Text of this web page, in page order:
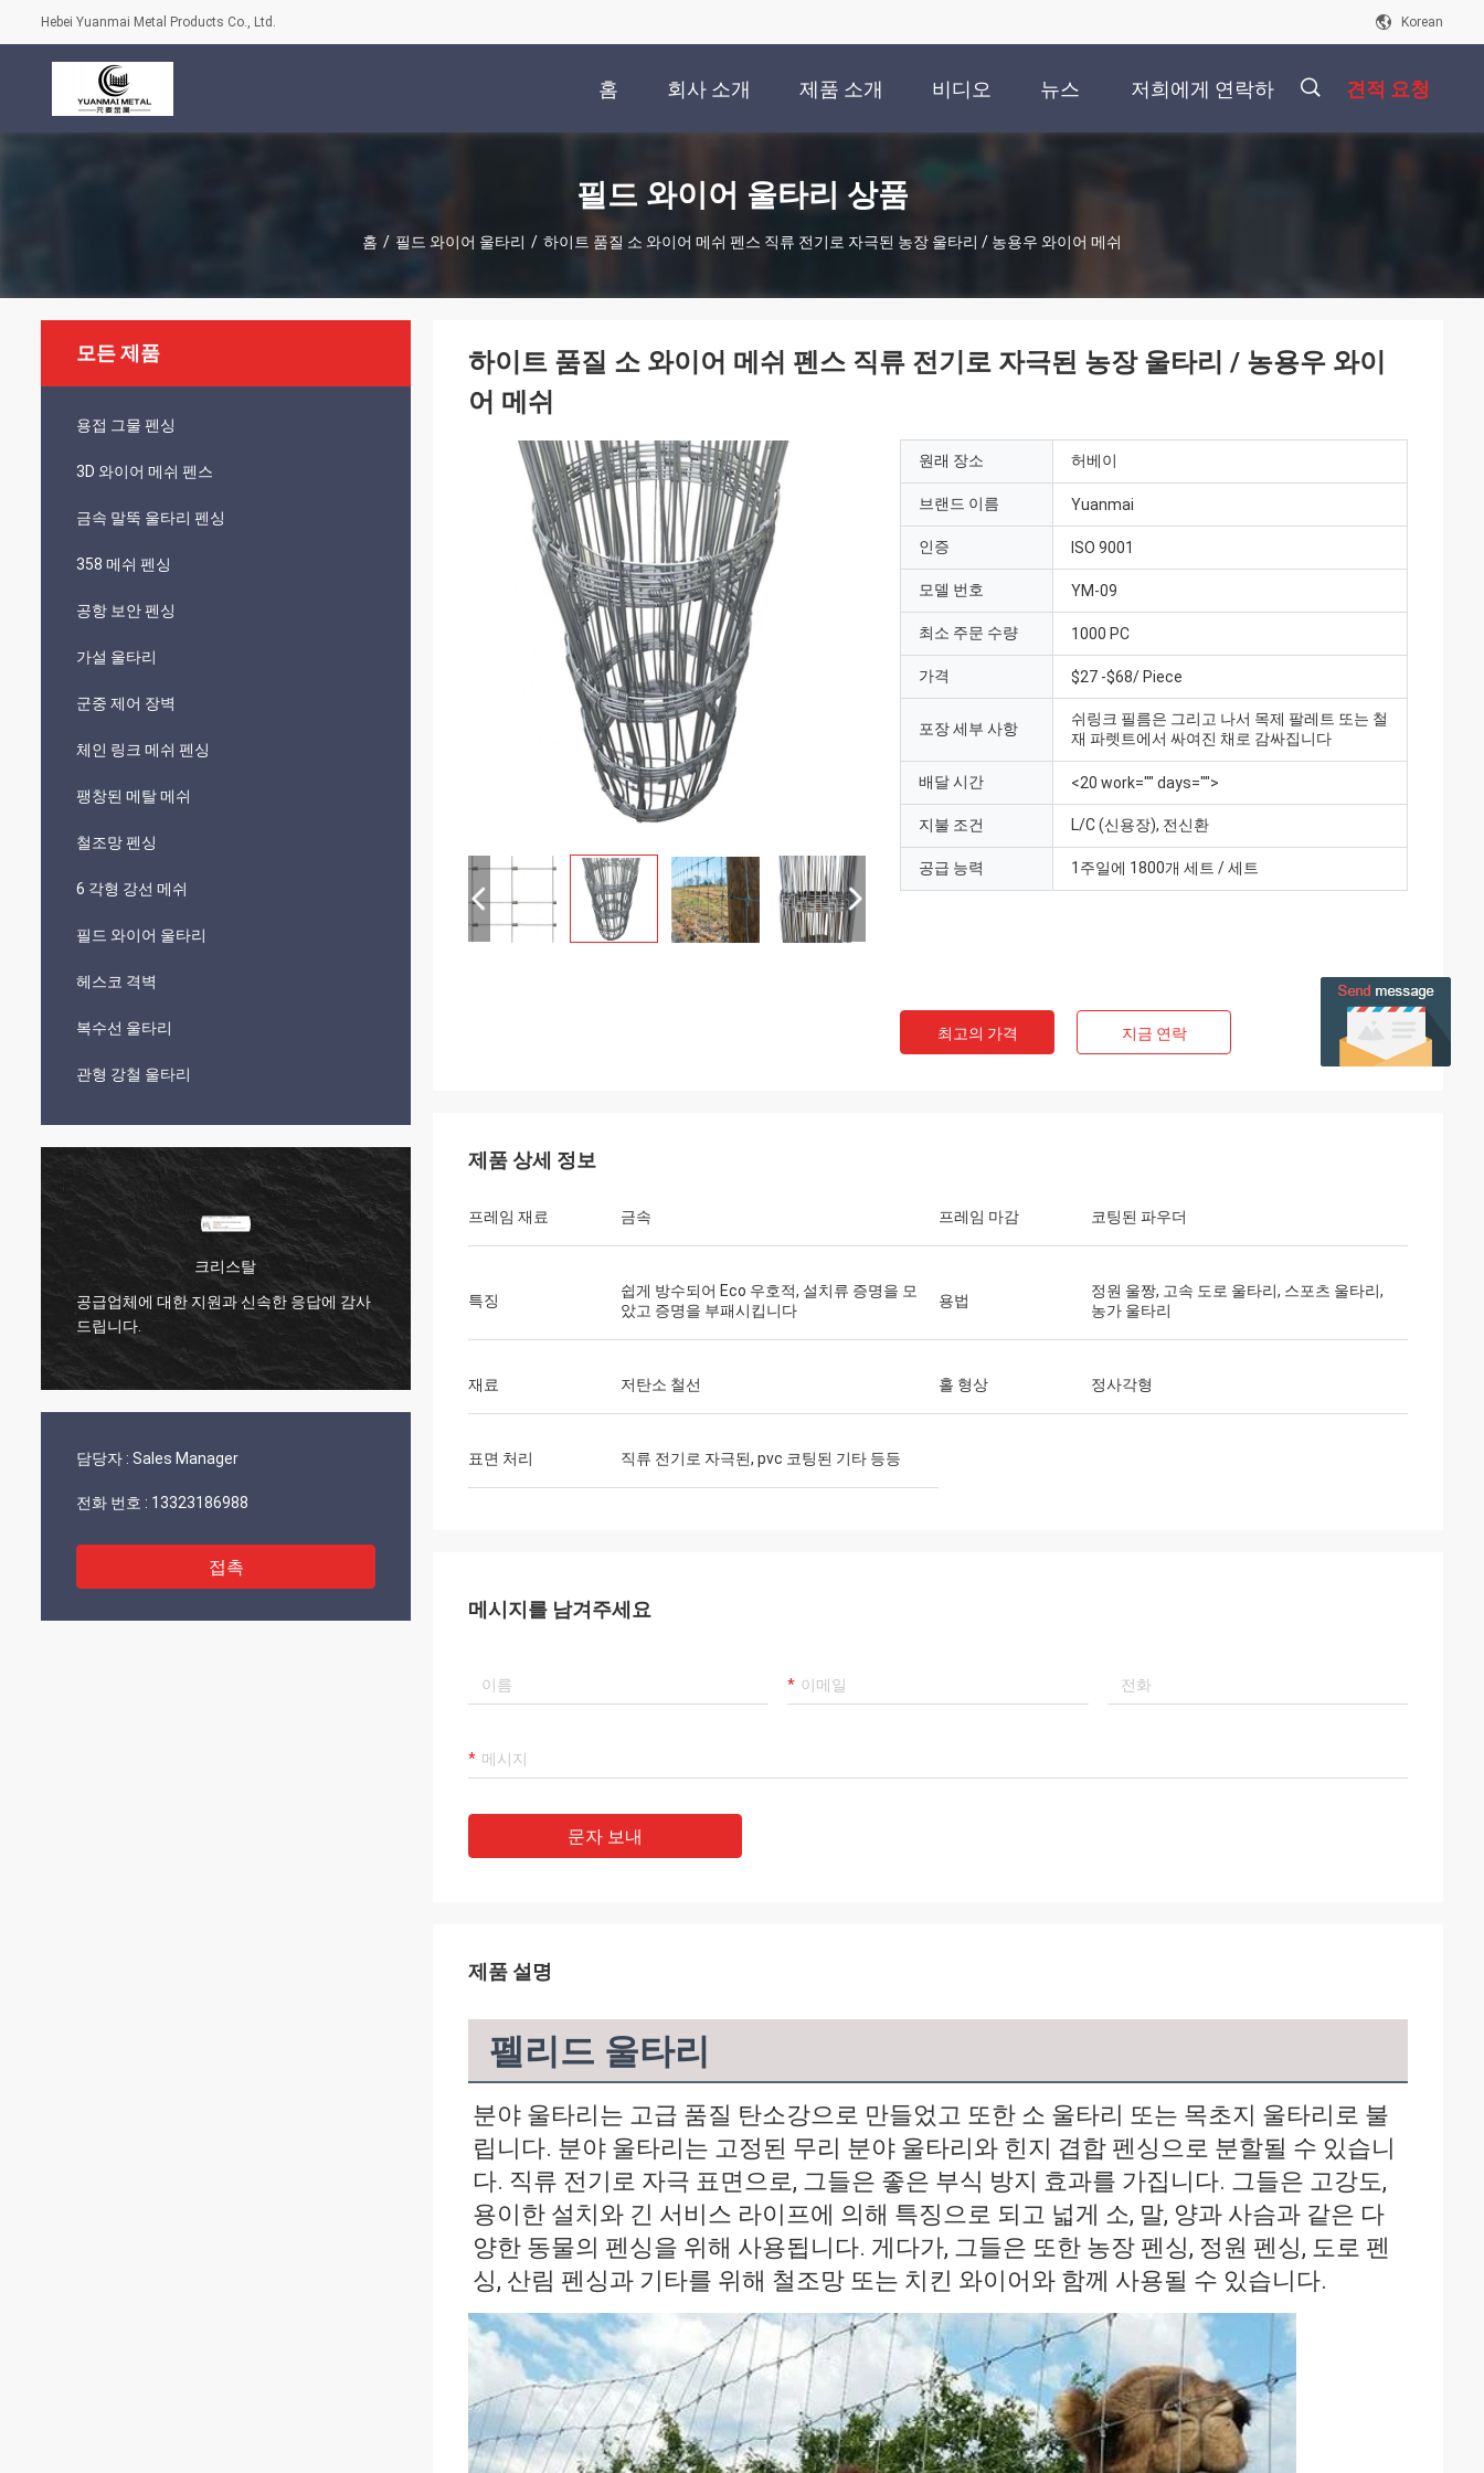
메시지를 남겨주세요 곧 다시 연락 드리겠습니다!
Hebei Yuanmai Metal Products Co., Ltd. Korean
홈 회사 소개 제품 소개 비디오 뉴스 저희에게 연락하 견적 요청
필드 와이어 울타리 상품
홈 / 필드 와이어 울타리 / 하이트 품질 소 와이어 메쉬 펜스 직류 전기로 자극된 농장 울타리 / 농용우 와이어 메쉬
모든 제품
용접 그물 펜싱
3D 와이어 메쉬 펜스
금속 말뚝 울타리 펜싱
358 메쉬 펜싱
공항 보안 펜싱
가설 울타리
군중 제어 장벽
체인 링크 메쉬 펜싱
팽창된 메탈 메쉬
철조망 펜싱
6 각형 강선 메쉬
필드 와이어 울타리
헤스코 격벽
복수선 울타리
관형 강철 울타리
한 응답에 감사
제이슨 네오,말레이시아
배송은 좋은 상태로 도착했습니다!!
적시에 샘플을 가져왔어, 좋은 커뮤니케이션
담당자 : Sales Manager
전화 번호 : 13323186988
접촉
하이트 품질 소 와이어 메쉬 펜스 직류 전기로 자극된 농장 울타리 / 농용우 와이
어 메쉬
원래 장소 허베이
브랜드 이름 Yuanmai
인증 ISO 9001
모델 번호 YM-09
최소 주문 수량 1000 PC
가격 $27 -$68/ Piece
포장 세부 사항
쉬링크 필름은 그리고 나서 목제 팔레트 또는 철
재 파렛트에서 싸여진 채로 감싸집니다
배달 시간 <20 work="" days="">
지불 조건 L/C (신용장), 전신환
공급 능력 1주일에 1800개 세트 / 세트
최고의 가격 지금 연락
제품 상세 정보
프레임 재료 금속 프레임 마감 코팅된 파우더
특징
쉽게 방수되어 Eco 우호적, 설치류 증명을 모
았고 증명을 부패시킵니다
용법
정원 울짱, 고속 도로 울타리, 스포츠 울타리,
농가 울타리
재료 저탄소 철선 홀 형상 정사각형
표면 처리 직류 전기로 자극된, pvc 코팅된 기타 등등
메시지를 남겨주세요
문자 보내
제품 설명
펠리드 울타리
분야 울타리는 고급 품질 탄소강으로 만들었고 또한 소 울타리 또는 목초지 울타리로 불
립니다. 분야 울타리는 고정된 무리 분야 울타리와 힌지 겹합 펜싱으로 분할될 수 있습니
다. 직류 전기로 자극 표면으로, 그들은 좋은 부식 방지 효과를 가집니다. 그들은 고강도,
용이한 설치와 긴 서비스 라이프에 의해 특징으로 되고 넓게 소, 말, 양과 사슴과 같은 다
양한 동물의 펜싱을 위해 사용됩니다. 게다가, 그들은 또한 농장 펜싱, 정원 펜싱, 도로 펜
싱, 산림 펜싱과 기타를 위해 철조망 또는 치킨 와이어와 함께 사용될 수 있습니다.